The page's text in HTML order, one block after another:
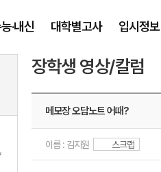
·내신 대학별고사 입시정보
장학생 영상/칼럼
메모장 오답노트 어때?
이름 : 김지원 스크랩